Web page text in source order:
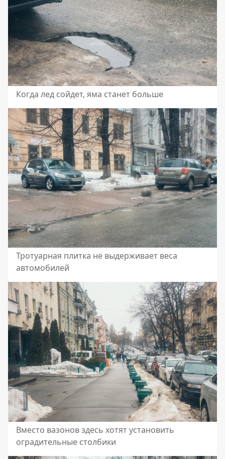
Когда лед сойдет, яма станет больше
Тротуарная плитка не выдерживает веса
автомобилей
Вместо вазонов здесь хотят установить
оградительные столбики